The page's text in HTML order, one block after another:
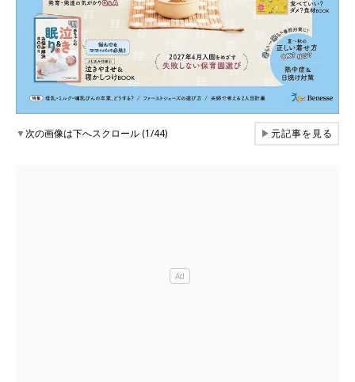
▼次の画像は下へスクロール (1/44) ▶元記事を見る